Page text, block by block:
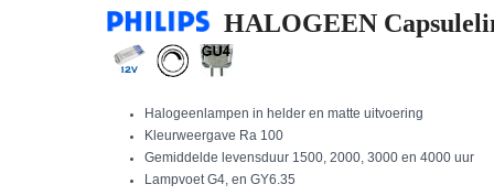
HALOGEEN
Halogeenlampen in helder en matte uitvoering
Kleurweergave Ra 100
Gemiddelde levensduur 1500, 2000, 3000 en 4000 uur
Lampvoet G4, en GY6.35